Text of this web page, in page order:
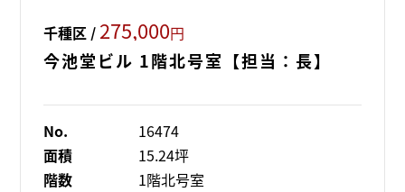
千種区 / 275,000円
今池堂ビル 1階北号室【担当：長】
No.
16474
面積
15.24坪
階数
1階北号室